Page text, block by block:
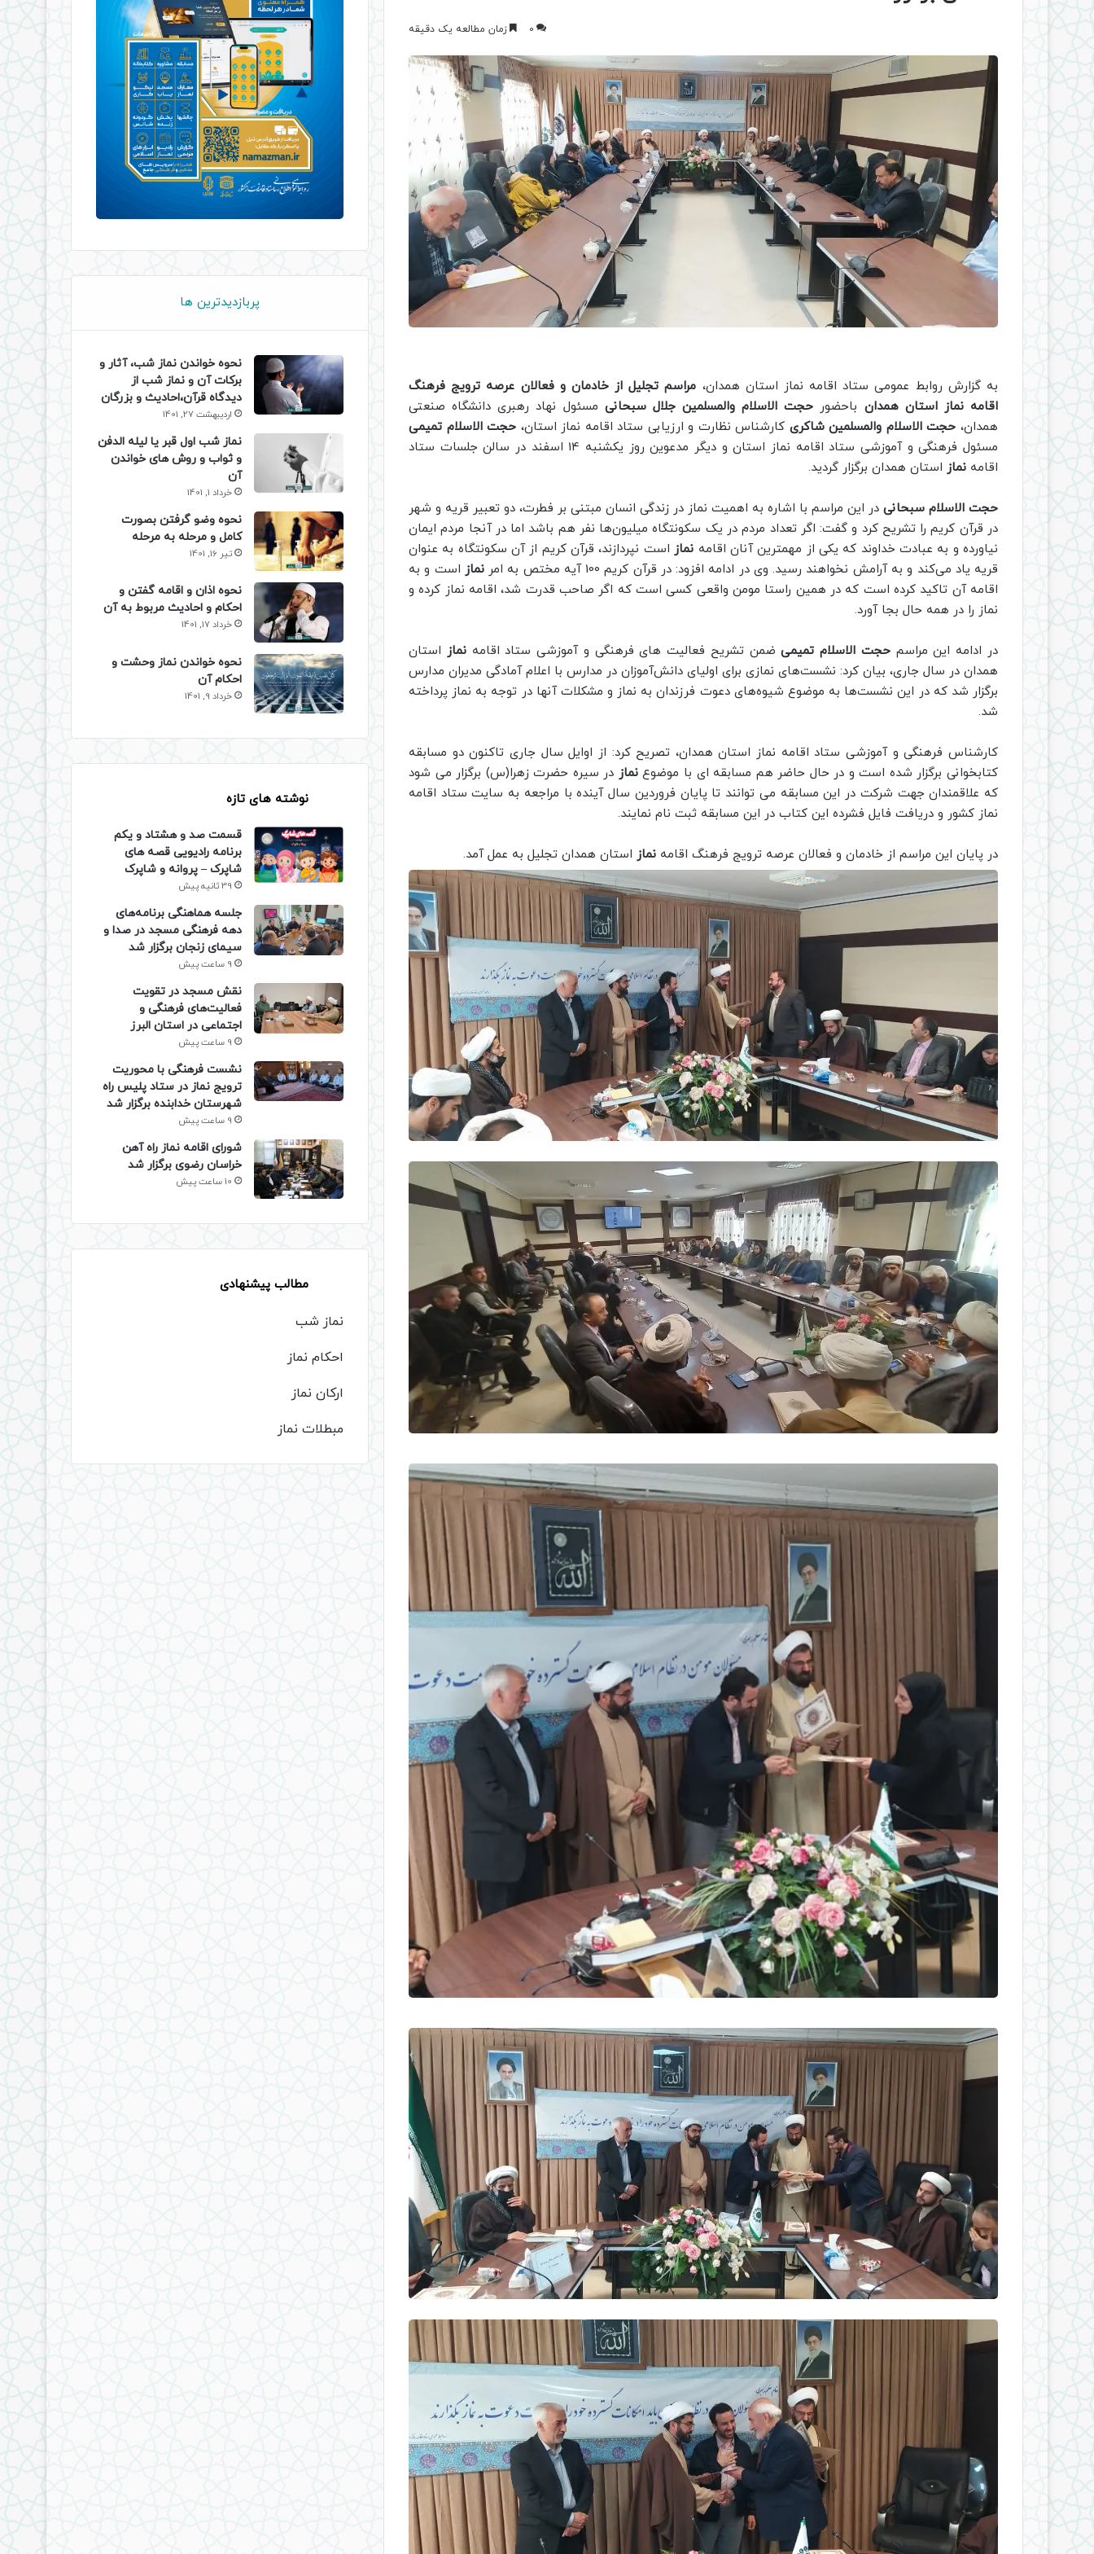
0 زمان مطالعه یک دقیقه
به گزارش روابط عمومی ستاد اقامه نماز استان همدان، مراسم تجلیل از خادمان و فعالان عرصه ترویج فرهنگ
اقامه نماز استان همدان باحضور حجت الاسلام والمسلمین جلال سبحانی مسئول نهاد رهبری دانشگاه صنعتی
همدان، حجت الاسلام والمسلمین شاکری کارشناس نظارت و ارزیابی ستاد اقامه نماز استان، حجت الاسلام تمیمی
مسئول فرهنگی و آموزشی ستاد اقامه نماز استان و دیگر مدعوین روز یکشنبه 14 اسفند در سالن جلسات ستاد
اقامه نماز استان همدان برگزار گردید.
حجت الاسلام سبحانی در این مراسم با اشاره به اهمیت نماز در زندگی انسان مبتنی بر فطرت، دو تعبیر قریه و شهر
در قرآن کریم را تشریح کرد و گفت: اگر تعداد مردم در یک سکونتگاه میلیون‌ها نفر هم باشد اما در آنجا مردم ایمان
نیاورده و به عبادت خداوند که یکی از مهمترین آنان اقامه نماز است نپردازند، قرآن کریم از آن سکونتگاه به عنوان
قریه یاد می‌کند و به آرامش نخواهند رسید. وی در ادامه افزود: در قرآن کریم 100 آیه مختص به امر
نماز است و به
اقامه آن تاکید کرده است که در همین راستا مومن واقعی کسی است که اگر صاحب قدرت شد، اقامه نماز کرده و
نماز را در همه حال بجا آورد.
در ادامه این مراسمحجت الاسلام تمیمیضمن تشریح فعالیت های فرهنگی و آموزشی ستاد اقامهنماز استان
همدان در سال جاری، بیان کرد: نشست‌های نمازی برای اولیای دانش‌آموزان در مدارس با اعلام آمادگی مدیران مدارس
برگزار شد که در این نشست‌ها به موضوع شیوه‌‌های دعوت فرزندان به نماز و مشکلات آنها در توجه به نماز پرداخته
شد.
کارشناس فرهنگی و آموزشی ستاد اقامه نماز استان همدان، تصریح کرد: از اوایل سال جاری تاکنون دو مسابقه
کتابخوانی برگزار شده است و در حال حاضر هم مسابقه ای با موضوعنماز در سیره حضرت زهرا(س) برگزار می شود
که علاقمندان جهت شرکت در این مسابقه می توانند تا پایان فروردین سال آینده با مراجعه به سایت ستاد اقامه
نماز کشور و دریافت فایل فشرده این کتاب در این مسابقه ثبت نام نمایند.
در پایان این مراسم از خادمان و فعالان عرصه ترویج فرهنگ اقامه نماز استان همدان تجلیل به عمل آمد.
پربازدیدترین ها
نحوه خواندن نماز شب، آثار و
برکات آن و نماز شب از
دیدگاه قرآن،احادیث و بزرگان
اردیبهشت 27, 1401
نماز شب اول قبر یا لیله الدفن
و ثواب و روش های خواندن
آن
خرداد 1, 1401
نحوه وضو گرفتن بصورت
کامل و مرحله به مرحله
تیر 16, 1401
نحوه اذان و اقامه گفتن و
احکام و احادیث مربوط به آن
خرداد 17, 1401
نحوه خواندن نماز وحشت و
احکام آن
خرداد 9, 1401
نوشته های تازه
قسمت صد و هشتاد و یکم
برنامه رادیویی قصه های
شاپرک – پروانه و شاپرک
39 ثانیه پیش
جلسه هماهنگی برنامه‌های
دهه فرهنگی مسجد در صدا و
سیمای زنجان برگزار شد
9 ساعت پیش
نقش مسجد در تقویت
فعالیت‌های فرهنگی و
اجتماعی در استان البرز
9 ساعت پیش
نشست فرهنگی با محوریت
ترویج نماز در ستاد پلیس راه
شهرستان خدابنده برگزار شد
9 ساعت پیش
شورای اقامه نماز راه آهن
خراسان رضوی برگزار شد
10 ساعت پیش
مطالب پیشنهادی
نماز شب
احکام نماز
ارکان نماز
مبطلات نماز